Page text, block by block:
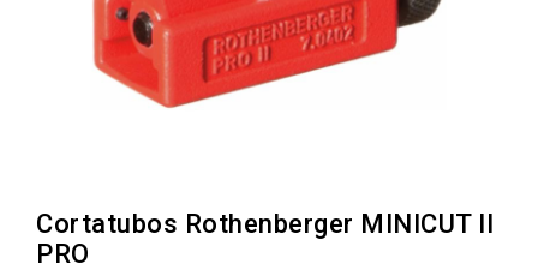
Cortatubos Rothenberger MINICUT II
PRO